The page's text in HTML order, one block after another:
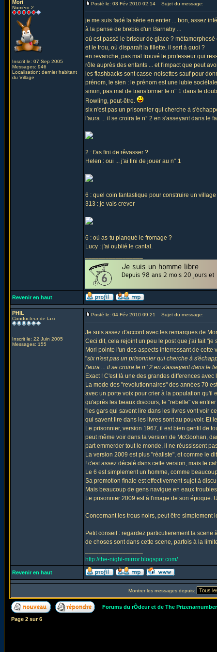
Mori
Numéro 2
Inscrit le: 07 Sep 2005
Messages: 946
Localisation: dernier habitant
du Village
Posté le: 03 Fév 2010 02:14 Sujet du message:
je me suis fadé la série en entier ... bon, assez
à la panse de brebis d'un Barnaby ...
où est passé le briseur de glace ?
et le trou, où disparaît la fillette, il sert à quoi ?
en revanche, pas mal trouvé le professeur qui
rôle auprès des enfants ... et l'impact que peut
les flashbacks sont casse-noisettes sauf pour
prénom, le sien : le prénom est une lubie
sinon, pas mal de transformer le n° 1 dans le
Rowling, peut-être.
six n'est pas un prisonnier qui cherche à
l'aura ... il se croira le n° 2 en s'asseyant dans le
2 : t'as fini de rêvasser ?
Helen : oui ... j'ai fini de jouer au n° 1
6 : quel coin fantastique pour construire un village
313 : je vais crever
6 : où as-tu planqué le fromage ?
Lucy : j'ai oublié le cantal.
Revenir en haut
PHIL
Conducteur de taxi
Inscrit le: 22 Juin 2005
Messages: 155
Posté le: 04 Fév 2010 09:21 Sujet du message:
Je suis assez d'accord avec les remarques de
Ceci dit, cela rejoint un peu le post que j'ai fait "je
Mori pointe l'un des aspects interressant de cette
"six n'est pas un prisonnier qui cherche à
l'aura ... il se croira le n° 2 en s'asseyant dans le
Exact ! C'est là une des grandes differences
La mode des "revolutionnaires" des années 70
avec un porte voix pour crier à la population qu'il
qu'après les beaux discours, le "rebelle" va
"les gars qui savent lire dans les livres vont voir
qui savent lire dans les livres sont au pouvoir. Et
Le prisonnier, version 1967, il est bien gentil de
peut même voir dans la version de McGoohan,
part emmerder tout le monde, il ne réussissent
La version 2009 est plus "réaliste", et comme le
! c'est assez décalé dans cette version, mais le
Le 6 est simplement un homme, comme
Sa promotion finale est effectivement sujet à
Mais beaucoup de gens navigue en eaux
Le prisonnier 2009 est à l'image de son époque.
Concernant les trous noirs, peut être simplement
Petit conseil : regardez particulierement la
de choses sont dans cette scene, parfois à la
http://the-night-mirror.blogspot.com/
Revenir en haut
Montrer les messages depuis:
Forums du rÔdeur et de The
Page 2 sur6